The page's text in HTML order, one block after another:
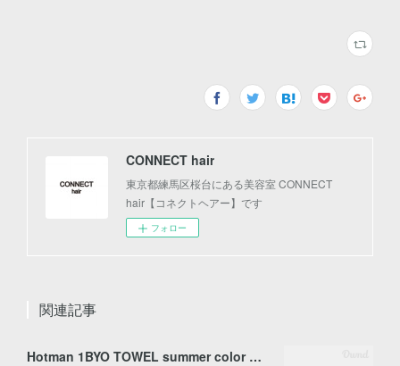
CONNECT hair
東京都練馬区桜台にある美容室 CONNECT
hair【コネクトヘアー】です
フォロー
関連記事
Hotman 1BYO TOWEL summer color 入荷